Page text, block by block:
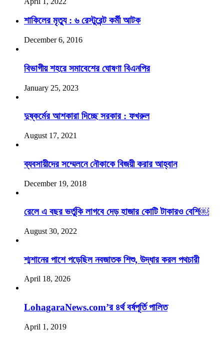
শাকিলের মৃত্যু : ৬ রেস্টুরেন্ট কর্মী আটক
December 6, 2016
বিভাগীয় শহরে সমাবেশের ঘোষণা বিএনপির
January 25, 2023
দুষ্কর্মের আশকারা দিচ্ছে সরকার : ফখরুল
August 17, 2021
ব্যবসায়ীদের সম্মেলনে নৌকাকে বিজয়ী করার আহ্বান
December 19, 2018
রেলে এ বছর ভর্তুকি লাগবে দেড় হাজার কোটি টাকারও বেশি￼
August 30, 2022
শ্মশানের পাশে পড়েছিল নবজাতক শিশু, উদ্ধার করল পথচারী
April 18, 2026
LohagaraNews.com’র ৪র্থ বর্ষপূর্তি পালিত
April 1, 2019